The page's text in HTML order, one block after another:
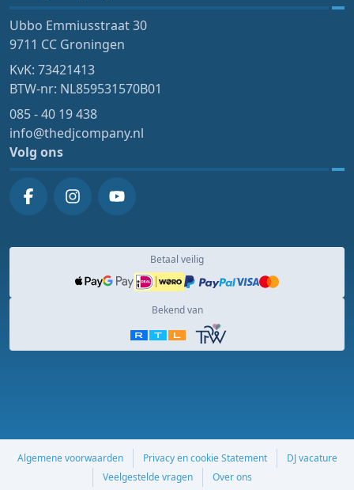
Ubbo Emmiusstraat 30
9711 CC Groningen
KvK: 73421413
BTW-nr: NL859531570B01
085 - 40 19 438
info@thedjcompany.nl
Volg ons
Betaal veilig
Bekend van
Algemene voorwaarden Privacy en cookie Statement
DJ vacature
Veelgestelde vragen
Over ons